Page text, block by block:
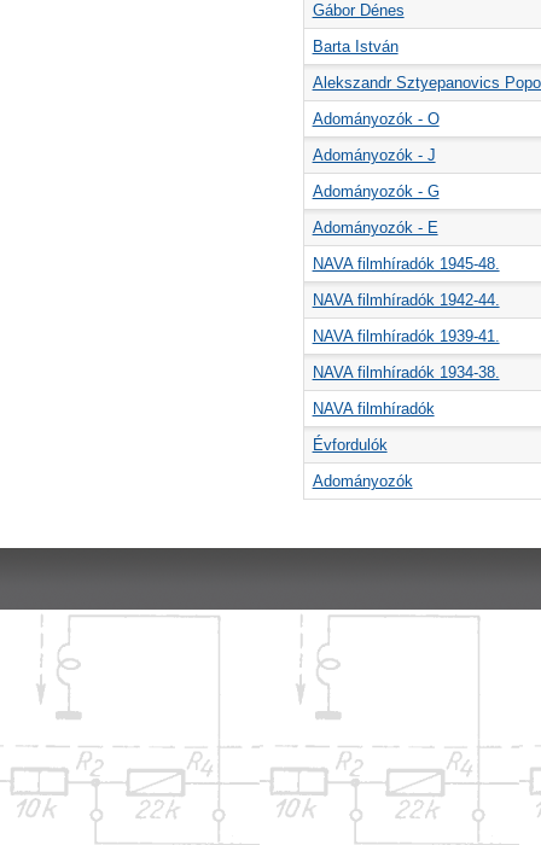
Gábor Dénes
Barta István
Alekszandr Sztyepanovics
Adományozók - O
Adományozók - J
Adományozók - G
Adományozók - E
NAVA filmhíradók 1945-48.
NAVA filmhíradók 1942-44.
NAVA filmhíradók 1939-41.
NAVA filmhíradók 1934-38.
NAVA filmhíradók
Évfordulók
Adományozók